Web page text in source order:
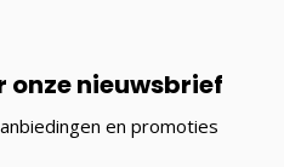
onze nieuwsbrief
en promoties